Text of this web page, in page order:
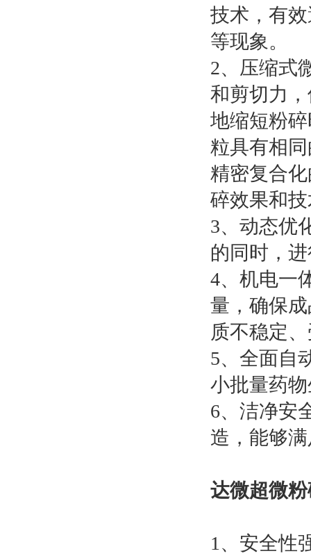
技术，有
等现象。
2、压缩式
和剪切力
地缩短粉
粒具有相
精密复合
碎效果和
3、动态优
的同时，
4、机电一
量，确保
质不稳定
5、全面自
小批量药
6、洁净安
造，能够
达微超微
1、安全性